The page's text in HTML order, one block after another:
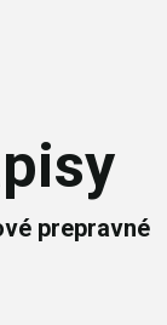
prepravné